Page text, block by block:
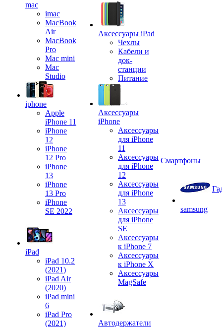
mac
imac
MacBook
Air
MacBook
Pro
Mac mini
Mac
Studio
iphone
Apple
iPhone 11
iPhone
12
iPhone
12 Pro
iPhone
13
iPhone
13 Pro
iPhone
SE 2022
iPad
iPad 10.2
(2021)
iPad Air
(2020)
iPad mini
6
iPad Pro
(2021)
Аксессуары iPad
Чехлы
Кабели и
док-
станции
Питание
Аксессуары
iPhone
Аксессуары
для iPhone
11
Аксессуары
для iPhone
12
Аксессуары
для iPhone
13
Аксессуары
для iPhone
SE
Аксессуары
к iPhone 7
Аксессуары
к iPhone X
Аксессуары
MagSafe
Автодержатели
Смартфоны
samsung